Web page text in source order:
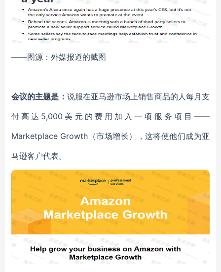
——图源：外媒报道的截图
会议的主题是： 说服在亚马逊市场上销售商品的人每月支
付高达5,000美元的费用加入一项服务项目——
Marketplace Growth（市场增长），这将使他们成为亚
马逊客户代表。